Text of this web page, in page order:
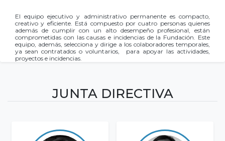
El equipo ejecutivo y administrativo permanente es compacto,
creativo y eficiente. Está compuesto por cuatro personas quienes
además de cumplir con un alto desempeño profesional, están
comprometidas con las causas e incidencias de la Fundación. Este
equipo, además, selecciona y dirige a los colaboradores temporales,
ya sean contratados o voluntarios, para apoyar las actividades,
proyectos e incidencias.
JUNTA DIRECTIVA